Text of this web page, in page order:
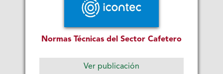
Normas Técnicas del Sector Cafetero
Ver publicación